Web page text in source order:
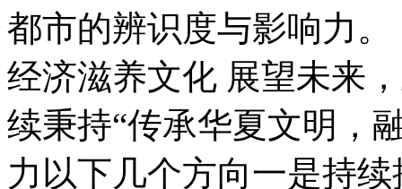
都市的辨识度与影响力
经济滋养文化 展望未来
续秉持“传承华夏文明，
力以下几个方向一是持